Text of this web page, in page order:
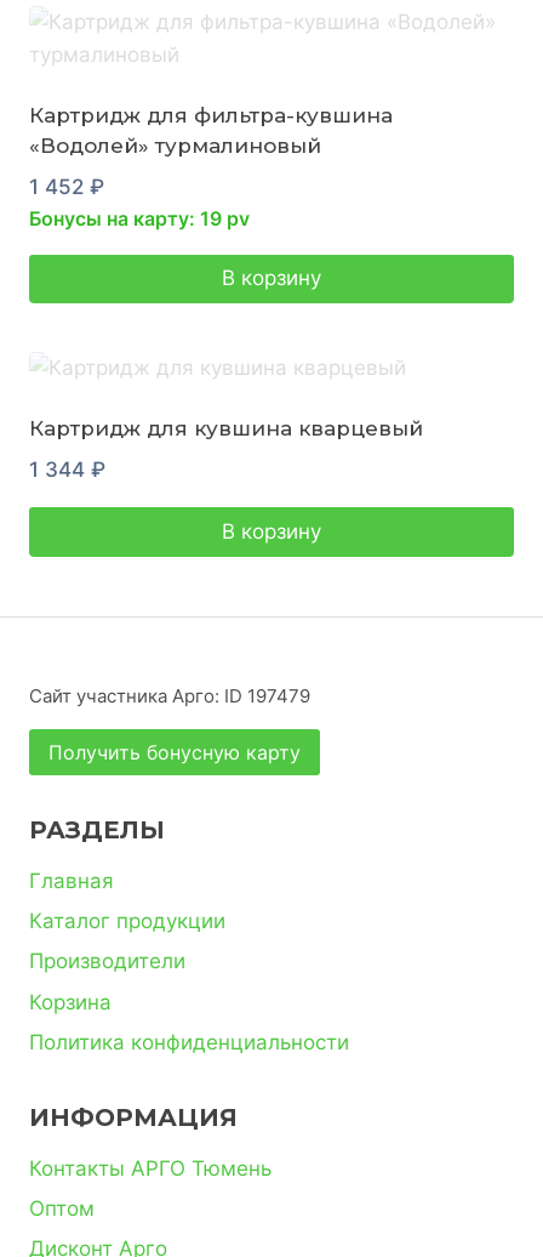
Картридж для фильтра-кувшина
«Водолей» турмалиновый
1 452 ₽
Бонусы на карту: 19 pv
В корзину
Картридж для кувшина кварцевый
1 344 ₽
В корзину
Сайт участника Арго: ID 197479
Получить бонусную карту
РАЗДЕЛЫ
Главная
Каталог продукции
Производители
Корзина
Политика конфиденциальности
ИНФОРМАЦИЯ
Контакты АРГО Тюмень
Оптом
Дисконт Арго